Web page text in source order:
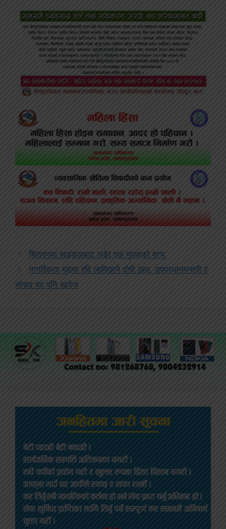
चितवनमा साइकलबाट लडेर एक युवकको मृत्यु
नागरिकता मुद्दामा रवि लामिछाने दोषी ठहर, उपप्रधानमन्त्री र
सांसद पद पनि खारेज